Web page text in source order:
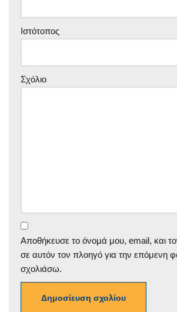
Ιστότοπος
Σχόλιο
Αποθήκευσε το όνομά μου, email, και
σε αυτόν τον πλοηγό για την επόμενη
σχολιάσω.